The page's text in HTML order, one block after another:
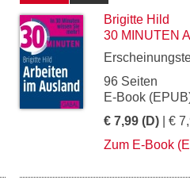
Brigitte Hild
30 MINUTEN
96 Seiten
E-Book
€ 7,99 (D) | €
Zum E-Book